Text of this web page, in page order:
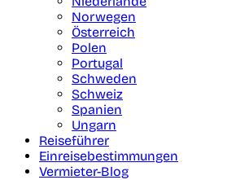
Norwegen
Österreich
Polen
Portugal
Schweden
Schweiz
Spanien
Ungarn
Reiseführer
Einreisebestimmungen
Vermieter-Blog